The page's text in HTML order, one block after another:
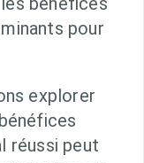
pour
explorer
réussi peut